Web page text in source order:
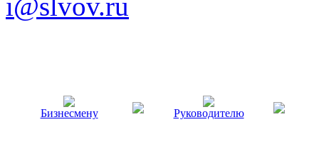
Бизнесмену Руководителю